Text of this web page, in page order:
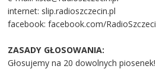
internet: slip.radioszczecin.pl
facebook: facebook.com/
ZASADY GŁOSOWANIA:
Głosujemy na 20 dowolnych